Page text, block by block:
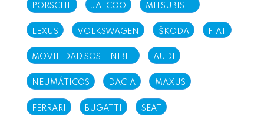
PORSCHE JAECOO MITSUBISHI
LEXUS VOLKSWAGEN ŠKODA FIAT
MOVILIDAD SOSTENIBLE AUDI
NEUMÁTICOS DACIA MAXUS
FERRARI BUGATTI SEAT